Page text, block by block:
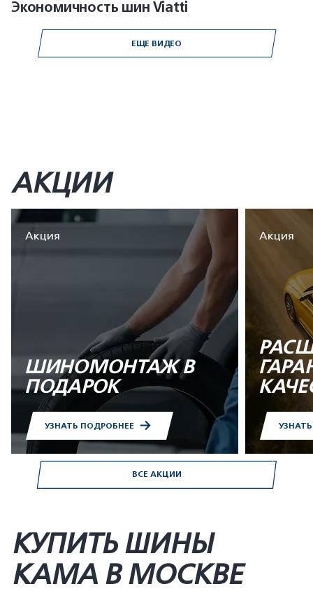
Экономичность шин Viatti
ЕЩЕ ВИДЕО
ВСЕ АКЦИИ
АКЦИИ
Акция
ШИНОМОНТАЖ В
ПОДАРОК
УЗНАТЬ ПОДРОБНЕЕ
Акция
КУПИТЬ ШИНЫ
KAMA В МОСКВЕ